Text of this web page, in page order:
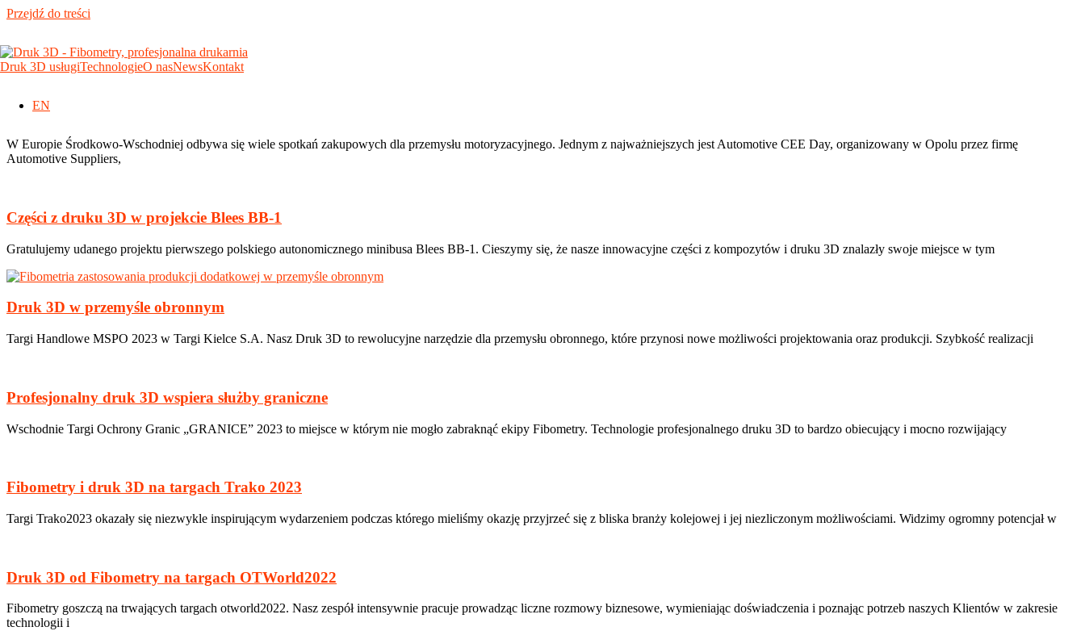
Przejdź do treści
Druk 3D usługiTechnologieO nasNewsKontaktWycena
EN
prototypowanie
Potencjał druku 3D dla branży motoryzacyjnej
W Europie Środkowo-Wschodniej odbywa się wiele spotkań zakupowych dla przemysłu motoryzacyjnego. Jednym z najważniejszych jest Automotive CEE Day, organizowany w Opolu przez firmę
Automotive Suppliers,
Części z druku 3D w projekcie Blees BB-1
Gratulujemy udanego projektu pierwszego polskiego autonomicznego minibusa Blees BB-1. Cieszymy się, że nasze innowacyjne części z kompozytów i druku 3D znalazły swoje miejsce w tym
Druk 3D w przemyśle obronnym
Targi Handlowe MSPO 2023 w Targi Kielce S.A. Nasz Druk 3D to rewolucyjne narzędzie dla przemysłu obronnego, które przynosi nowe możliwości projektowania oraz produkcji. Szybkość realizacji
Profesjonalny druk 3D wspiera służby graniczne
Wschodnie Targi Ochrony Granic „GRANICE” 2023 to miejsce w którym nie mogło zabraknąć ekipy Fibometry. Technologie profesjonalnego druku 3D to bardzo obiecujący i mocno rozwijający
Fibometry i druk 3D na targach Trako 2023
Targi Trako2023 okazały się niezwykle inspirującym wydarzeniem podczas którego mieliśmy okazję przyjrzeć się z bliska branży kolejowej i jej niezliczonym możliwościami. Widzimy ogromny potencjał w
Druk 3D od Fibometry na targach OTWorld2022
Fibometry goszczą na trwających targach otworld2022. Nasz zespół intensywnie pracuje prowadząc liczne rozmowy biznesowe, wymieniając doświadczenia i poznając potrzeb naszych Klientów w zakresie
technologii i